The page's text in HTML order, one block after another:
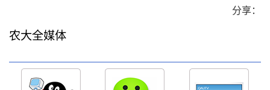
分享：
农大全媒体